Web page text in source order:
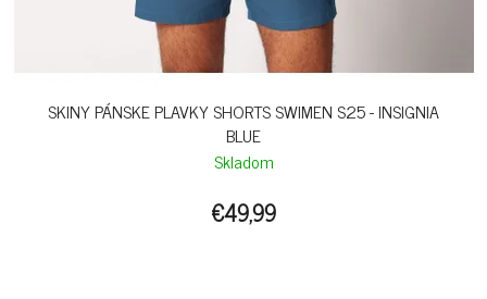
SKINY PÁNSKE PLAVKY SHORTS SWIMEN S25 - INSIGNIA
BLUE
Skladom
€49,99